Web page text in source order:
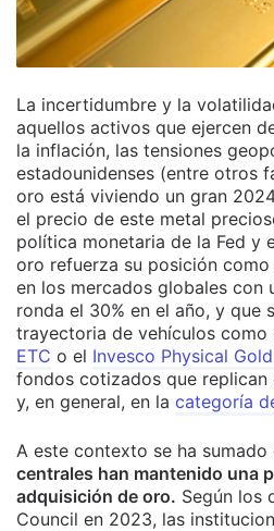
La incertidumbre y la
aquellos activos que ejercen
la inflación, las tensiones
estadounidenses (entre otros
oro está viviendo un gran
el precio de este metal
política monetaria de la Fed y
oro refuerza su posición
en los mercados globales con
ronda el 30% en el año, y que
trayectoria de vehículos como
ETC o el Invesco Physical
fondos cotizados que
y, en general, en la categoría
A este contexto se ha sumado
centrales han mantenido una
adquisición de oro. Según los
Council en 2023, las